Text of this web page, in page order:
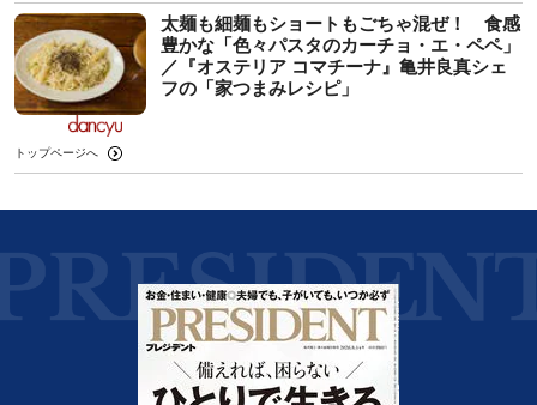
太麺も細麺もショートもごちゃ混ぜ！ 食感
豊かな「色々パスタのカーチョ・エ・ペペ」
／『オステリア コマチーナ』亀井良真シェ
フの「家つまみレシピ」
トップページへ